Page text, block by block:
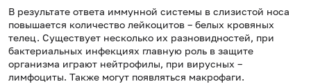
В результате ответа иммунной системы в слизистой носа
повышается количество лейкоцитов – белых кровяных
телец. Существует несколько их разновидностей, при
бактериальных инфекциях главную роль в защите
организма играют нейтрофилы, при вирусных –
лимфоциты. Также могут появляться макрофаги.